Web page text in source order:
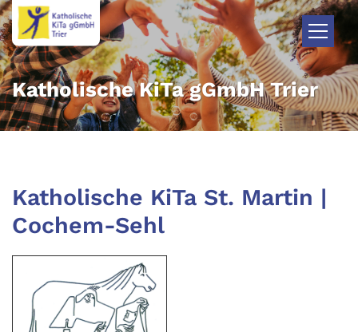
Zum Inhalt springen
Katholische KiTa gGmbH Trier
Katholische KiTa St. Martin |
Cochem-Sehl